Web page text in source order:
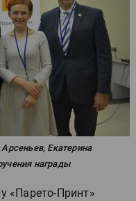
Екатерина
награды
«Парето-Принт»